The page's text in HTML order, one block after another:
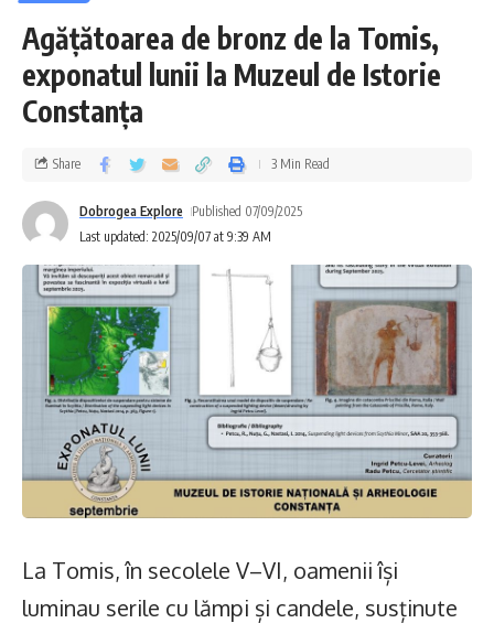
Agățătoarea de bronz de la Tomis,
exponatul lunii la Muzeul de Istorie
Constanța
Last updated: 2025/09/07 at 9:39 AM
Dobrogea Explore Published 07/09/2025
Share 3 Min Read
La Tomis, în secolele V–VI, oamenii își
luminau serile cu lămpi și candele, susținute